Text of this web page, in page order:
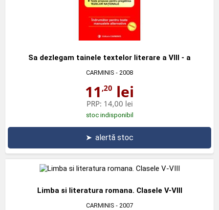
Sa dezlegam tainele textelor literare a VIII - a
CARMINIS - 2008
11 ,20 lei
PRP: 14,00 lei
stoc indisponibil
➤ alertă stoc
Limba si literatura romana. Clasele V-VIII
CARMINIS - 2007